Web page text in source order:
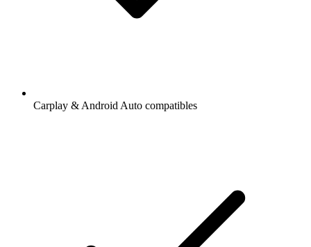
Carplay & Android Auto compatibles